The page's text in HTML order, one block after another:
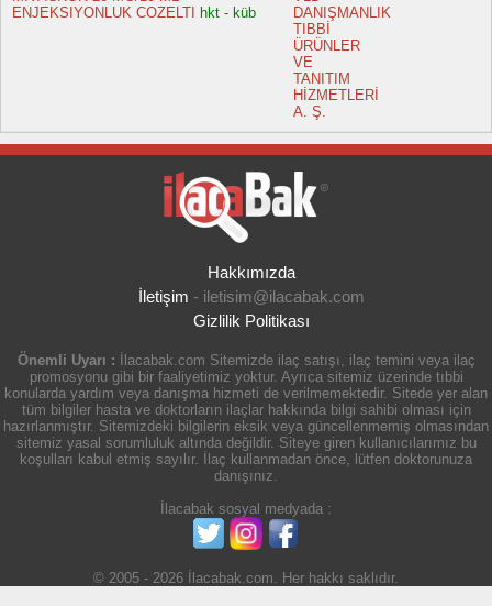
ENJEKSIYONLUK COZELTI
hkt - küb
DANIŞMANLIK
TIBBİ
ÜRÜNLER
VE
TANITIM
HİZMETLERİ
A. Ş.
Hakkımızda
İletişim - iletisim@ilacabak.com
Gizlilik Politikası
Önemli Uyarı : İlacabak.com Sitemizde ilaç satışı, ilaç temini veya ilaç
promosyonu gibi bir faaliyetimiz yoktur. Ayrıca sitemiz üzerinde tıbbi
konularda yardım veya danışma hizmeti de verilmemektedir. Sitede yer alan
tüm bilgiler hasta ve doktorların ilaçlar hakkında bilgi sahibi olması için
hazırlanmıştır. Sitemizdeki bilgilerin eksik veya güncellenmemiş olmasından
sitemiz yasal sorumluluk altında değildir. Siteye giren kullanıcılarımız bu
koşulları kabul etmiş sayılır. İlaç kullanmadan önce, lütfen doktorunuza
danışınız.
İlacabak sosyal medyada :
© 2005 - 2026 İlacabak.com. Her hakkı saklıdır.